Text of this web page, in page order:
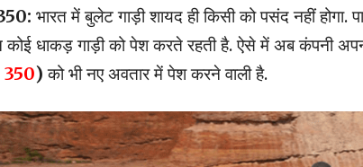
भारत में बुलेट गाड़ी शायद ही किसी को पसंद नहीं होगा.
धाकड़ गाड़ी को पेश करते रहती है. ऐसे में अब कंपनी
) को भी नए अवतार में पेश करने वाली है.